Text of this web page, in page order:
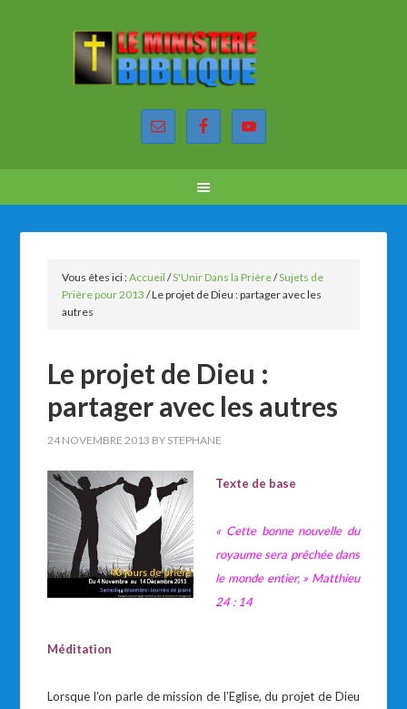
Vous êtes ici :Accueil /S'Unir Dans la Prière/Sujets de
Prière pour 2013 /Le projet de Dieu : partager avec les
autres
Le projet de Dieu :
partager avec les autres
24 NOVEMBRE 2013 BY STEPHANE
Texte de base
« Cette bonne nouvelle du
royaume sera prêchée dans
le monde entier, » Matthieu
24 : 14
Méditation
Lorsque l’on parle de mission de l’Eglise, du projet de Dieu